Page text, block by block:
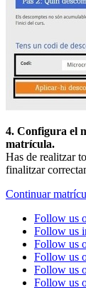
4. Configura el
matrícula.
Has de realitzar
finalitzar
Continuar
Follow us
Follow us
Follow us
Follow us
Follow us
Follow us